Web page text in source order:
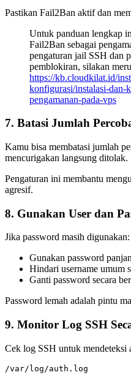
Pastikan Fail2Ban aktif dan
Untuk panduan lengkap
Fail2Ban sebagai
pengaturan jail SSH dan
pemblokiran, silakan
https://kb.cloudkilat.id/
konfigurasi/instalasi-dan-
pengamanan-pada-vps
7. Batasi Jumlah
Kamu bisa membatasi jumlah
mencurigakan langsung ditolak.
Pengaturan ini membantu
agresif.
8. Gunakan User dan
Jika password masih digunakan:
Gunakan password
Hindari username umum
Ganti password secara
Password lemah adalah pintu
9. Monitor Log SSH
Cek log SSH untuk mendeteksi